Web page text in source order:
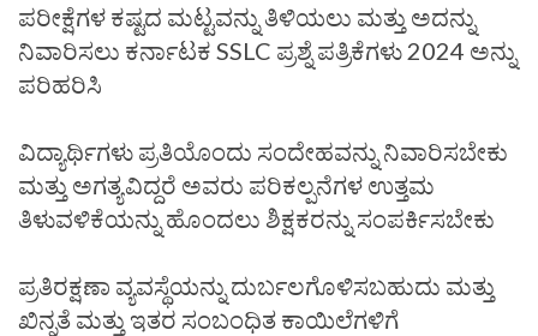
ಪರೀಕ್ಷೆಗಳ ಕಷ್ಟದ ಮಟ್ಟವನ್ನು ತಿಳಿಯಲು ಮತ್ತು ಅದನ್ನು
ನಿವಾರಿಸಲು ಕರ್ನಾಟಕ SSLC ಪ್ರಶ್ನೆ ಪತ್ರಿಕೆಗಳು 2024 ಅನ್ನು
ಪರಿಹರಿಸಿ
ವಿದ್ಯಾರ್ಥಿಗಳು ಪ್ರತಿಯೊಂದು ಸಂದೇಹವನ್ನು ನಿವಾರಿಸಬೇಕು
ಮತ್ತು ಅಗತ್ಯವಿದ್ದರೆ ಅವರು ಪರಿಕಲ್ಪನೆಗಳ ಉತ್ತಮ
ತಿಳುವಳಿಕೆಯನ್ನು ಹೊಂದಲು ಶಿಕ್ಷಕರನ್ನು ಸಂಪರ್ಕಿಸಬೇಕು
ಪ್ರತಿರಕ್ಷಣಾ ವ್ಯವಸ್ಥೆಯನ್ನು ದುರ್ಬಲಗೊಳಿಸಬಹುದು ಮತ್ತು
ಖಿನ್ನತೆ ಮತ್ತು ಇತರ ಸಂಬಂಧಿತ ಕಾಯಿಲೆಗಳಿಗೆ